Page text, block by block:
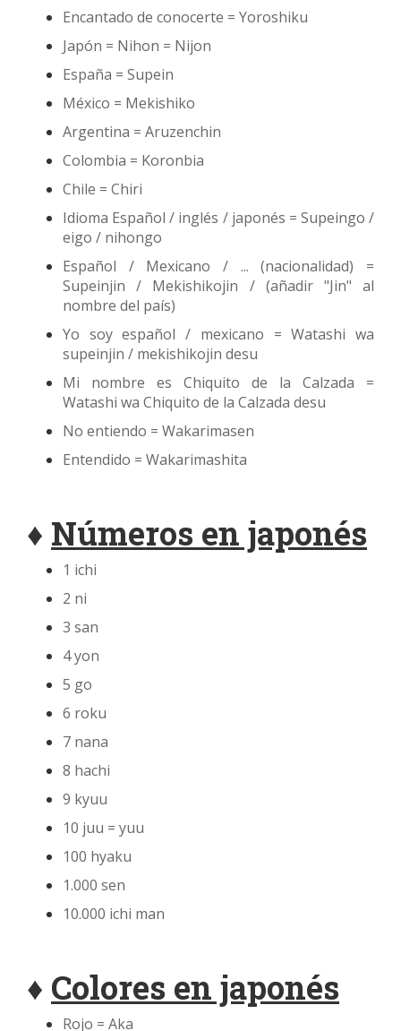
Encantado de conocerte = Yoroshiku
Japón = Nihon = Nijon
España = Supein
México = Mekishiko
Argentina = Aruzenchin
Colombia = Koronbia
Chile = Chiri
Idioma Español / inglés / japonés = Supeingo /
eigo / nihongo
Español / Mexicano / ... (nacionalidad) =
Supeinjin / Mekishikojin / (añadir "Jin" al
nombre del país)
Yo soy español / mexicano = Watashi wa
supeinjin / mekishikojin desu
Mi nombre es Chiquito de la Calzada =
Watashi wa Chiquito de la Calzada desu
No entiendo = Wakarimasen
Entendido = Wakarimashita
♦ Números en japonés
1 ichi
2 ni
3 san
4 yon
5 go
6 roku
7 nana
8 hachi
9 kyuu
10 juu = yuu
100 hyaku
1.000 sen
10.000 ichi man
♦ Colores en japonés
Rojo = Aka